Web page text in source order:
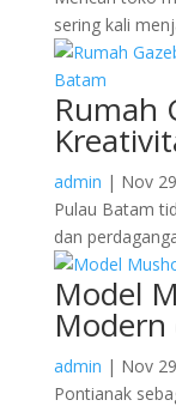
sering kali
Rumah
admin | Nov
Pulau Batam
dan
Model
admin | Nov
Pontianak